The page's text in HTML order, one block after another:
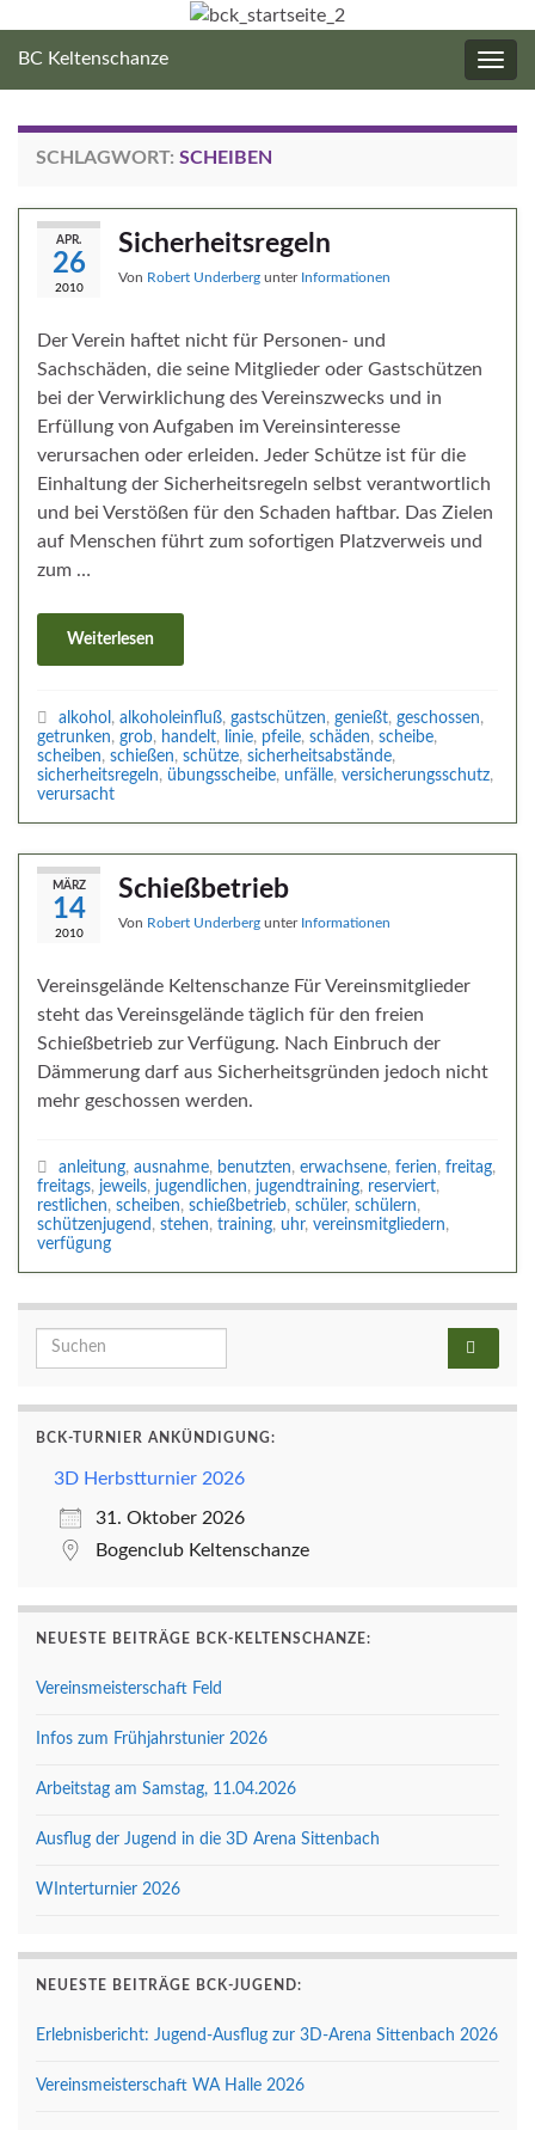
BC Keltenschanze
SCHLAGWORT: SCHEIBEN
APR.
26
2010
Sicherheitsregeln
Von Robert Underberg unter Informationen
Der Verein haftet nicht für Personen- und
Sachschäden, die seine Mitglieder oder Gastschützen
bei der Verwirklichung des Vereinszwecks und in
Erfüllung von Aufgaben im Vereinsinteresse
verursachen oder erleiden. Jeder Schütze ist für die
Einhaltung der Sicherheitsregeln selbst verantwortlich
und bei Verstößen für den Schaden haftbar. Das Zielen
auf Menschen führt zum sofortigen Platzverweis und
zum …
Weiterlesen
alkohol , alkoholeinfluß, gastschützen, genießt, geschossen,
getrunken, grob, handelt, linie, pfeile, schäden, scheibe,
scheiben, schießen, schütze, sicherheitsabstände,
sicherheitsregeln, übungsscheibe, unfälle, versicherungsschutz,
verursacht
MÄRZ
14
2010
Schießbetrieb
Von Robert Underberg unter Informationen
Vereinsgelände Keltenschanze Für Vereinsmitglieder
steht das Vereinsgelände täglich für den freien
Schießbetrieb zur Verfügung. Nach Einbruch der
Dämmerung darf aus Sicherheitsgründen jedoch nicht
mehr geschossen werden.
anleitung, ausnahme, benutzten, erwachsene, ferien, freitag,
freitags, jeweils, jugendlichen, jugendtraining, reserviert,
restlichen, scheiben, schießbetrieb, schüler, schülern,
schützenjugend , stehen, training, uhr, vereinsmitgliedern,
verfügung
Search for:
BCK-TURNIER ANKÜNDIGUNG:
3D Herbstturnier 2026
31. Oktober 2026
Bogenclub Keltenschanze
NEUESTE BEITRÄGE BCK-KELTENSCHANZE:
Vereinsmeisterschaft Feld
Infos zum Frühjahrstunier 2026
Arbeitstag am Samstag, 11.04.2026
Ausflug der Jugend in die 3D Arena Sittenbach
WInterturnier 2026
NEUESTE BEITRÄGE BCK-JUGEND:
Erlebnisbericht: Jugend-Ausflug zur 3D-Arena Sittenbach 2026
Vereinsmeisterschaft WA Halle 2026